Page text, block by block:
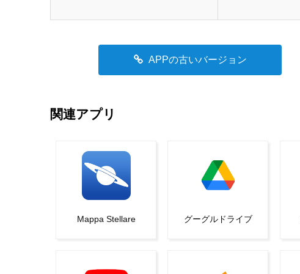
APPの古いバージョン
関連アプリ
Mappa Stellare グーグルドライブ